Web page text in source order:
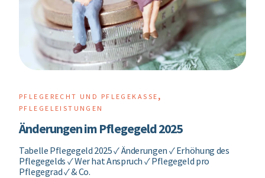
PFLEGERECHT UND PFLEGEKASSE ,
PFLEGELEISTUNGEN
Änderungen im Pflegegeld 2025
Tabelle Pflegegeld 2025 ✓ Änderungen ✓ Erhöhung des
Pflegegelds ✓ Wer hat Anspruch ✓ Pflegegeld pro
Pflegegrad ✓ & Co.